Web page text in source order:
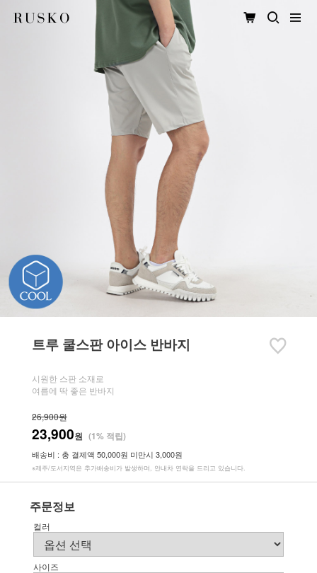
트루 쿨스판 아이스 반바지
시원한 스판 소재로
여름에 딱 좋은 반바지
26,900원
23,900원 (1% 적립)
배송비 : 총 결제액 50,000원 미만시 3,000원
※제주/도서지역은 추가배송비가 발생하며, 안내차 연락을 드리고 있습니다.
주문정보
컬러
사이즈